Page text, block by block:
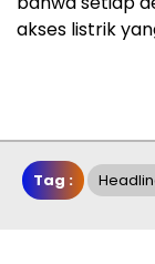
akses listrik
Tag :